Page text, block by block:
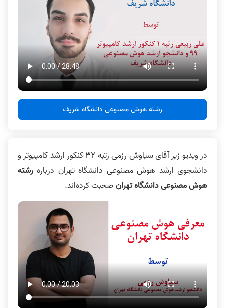
رشته هوش مصنوعی دانشگاه شریف
در ویدیو زیر آقای سیاوش رزمی رتبه 32 کنکور ارشد کامپیوتر و
دانشجوی ارشد هوش مصنوعی دانشگاه تهران درباره رشته
هوش مصنوعی دانشگاه تهرانصحبت کرده‌اند.